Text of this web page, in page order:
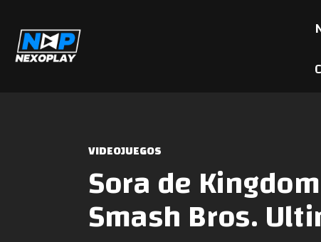
VIDEOJUEGOS
Sora de
Smash Bros.